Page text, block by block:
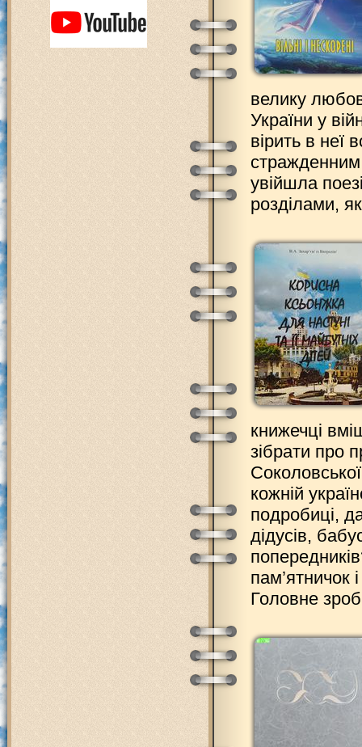
велику
України у
вірить в неї
стражденним.
увійшла
розділами,
книжечці
зібрати про
кожній
подробиці,
дідусів,
пам’ятничок
Головне